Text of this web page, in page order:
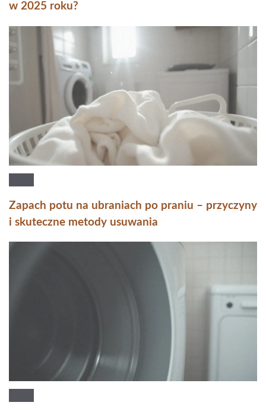
w 2025 roku?
Zapach potu na ubraniach po praniu – przyczyny
i skuteczne metody usuwania